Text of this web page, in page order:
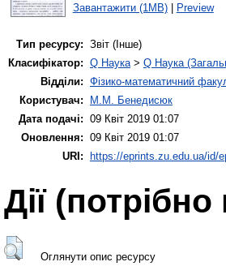
Завантажити (1MB)| Preview
Тип ресурсу: Звіт (Інше)
Класифікатор: Q Наука> Q Наука
Відділи: Фізико-математичний
Користувач:
М.М. Бенедисюк
Дата подачі: 09 Квіт 2019 01:07
Оновлення: 09 Квіт 2019 01:07
URI:
https://eprints.zu.edu.ua/id/
Дії ​​(потрібно
Оглянути опис ресурсу